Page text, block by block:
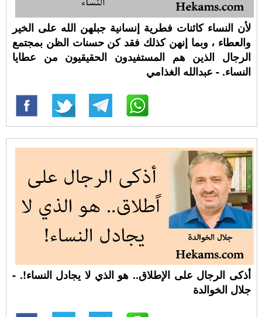
لأن النساء كائنات فطرية إنسانية جبلهن الله على الخير
والعطاء ، وبما إنهن كذلك فقد كن حسنات الظن بمجتمع
الرجال الذين هم المستفيدون الحقيقيون من عطايا
النساء. - عبدالله الغذامي
أذكى الرجال على اﻹطلاق.. هو الذي لا يجادل النساء!. -
جلال الخوالدة